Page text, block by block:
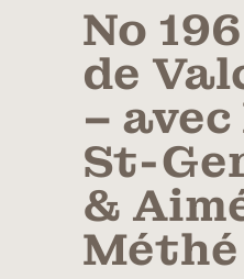
No
de
–
St-
&
Méthé